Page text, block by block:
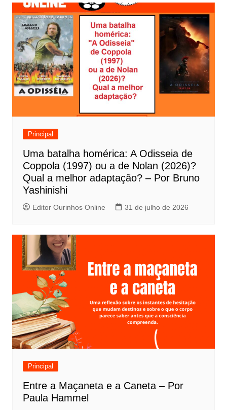
v
e
g
a
ç
ã
o
d
Principal
Uma batalha homérica: A Odisseia de
Coppola (1997) ou a de Nolan (2026)?
Qual a melhor adaptação? – Por Bruno
Yashinishi
Editor Ourinhos Online 31 de julho de 2026
Principal
Entre a Maçaneta e a Caneta – Por
Paula Hammel